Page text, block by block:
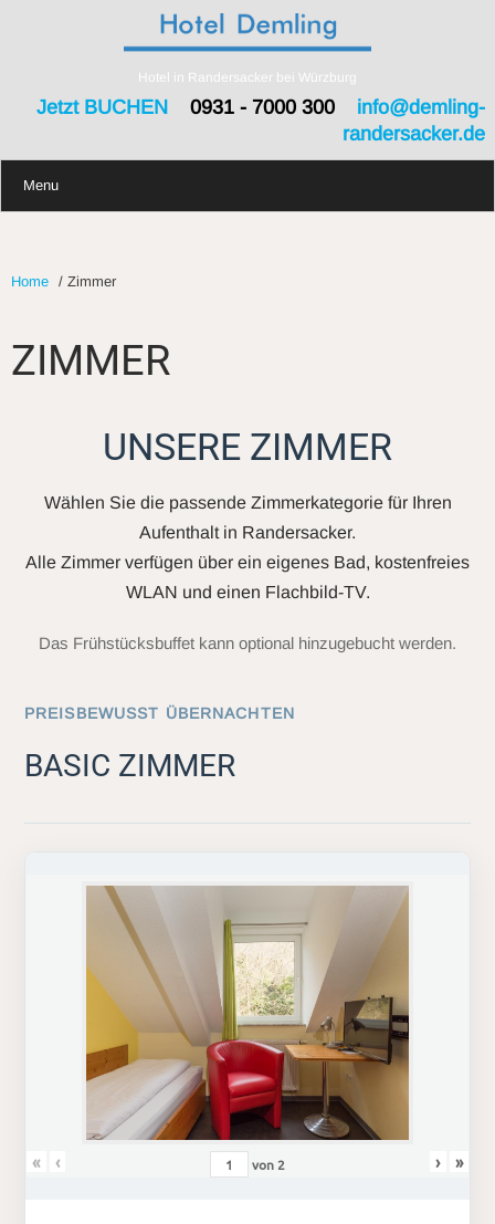
Hotel in Randersacker bei Würzburg
Jetzt BUCHEN0931 - 7000 300 info@demling-
randersacker.de
Menu
Home / Zimmer
ZIMMER
UNSERE ZIMMER
Wählen Sie die passende Zimmerkategorie für Ihren
Aufenthalt in Randersacker.
Alle Zimmer verfügen über ein eigenes Bad, kostenfreies
WLAN und einen Flachbild-TV.
Das Frühstücksbuffet kann optional hinzugebucht werden.
PREISBEWUSST ÜBERNACHTEN
BASIC ZIMMER
« ‹ von 2 › »